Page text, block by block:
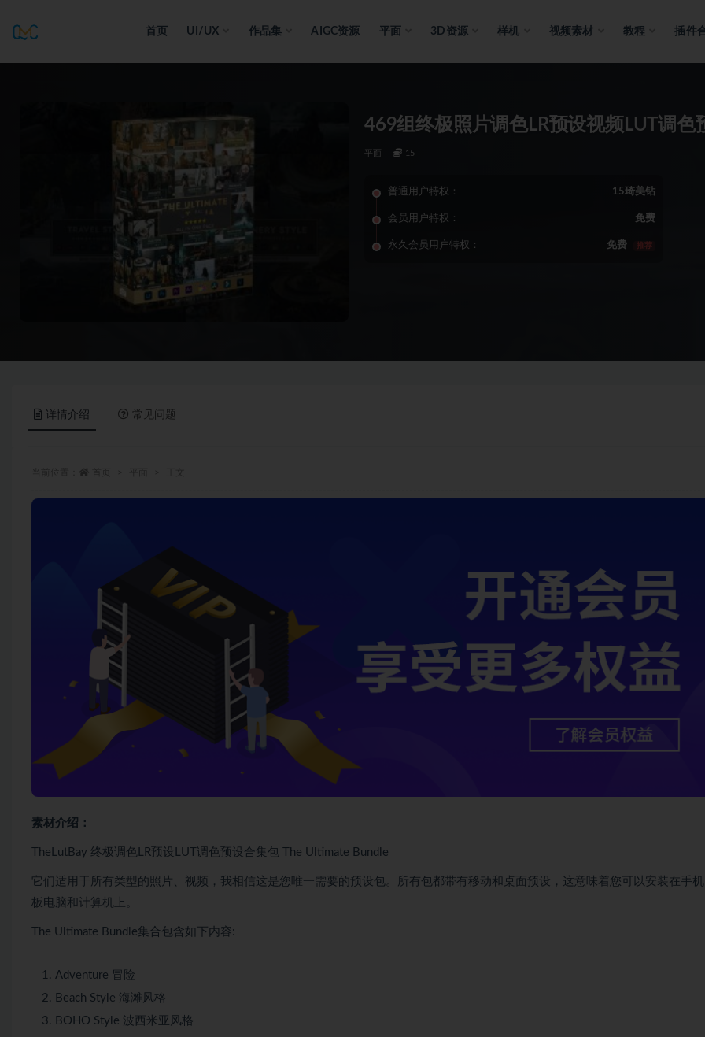
首页 UI/UX 作品集 AIGC资源 平面 3D资源 样机 视频素材 教程 插件
469组终极照片调色LR预设视频LUT调色
平面 15
普通用户特权： 15琦美钻
会员用户特权： 免费
永久会员用户特权： 免费 推荐
详情介绍 常见问题
素材介绍：
TheLutBay 终极调色LR预设LUT调色预设合集包 The Ultimate Bundle
它们适用于所有类型的照片、视频，我相信这是您唯一需要的预设包。所有包都带有移动和桌面预设，这意味着您可以安装在手
板电脑和计算机上。
The Ultimate Bundle集合包含如下内容:
Adventure 冒险
Beach Style 海滩风格
BOHO Style 波西米亚风格